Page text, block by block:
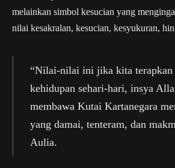
melainkan simbol kesucian yang
nilai kesakralan, kesucian, kesyukuran,
“Nilai-nilai ini jika kita terapkan
kehidupan sehari-hari, insya
membawa Kutai Kartanegara
yang damai, tenteram, dan
Aulia.